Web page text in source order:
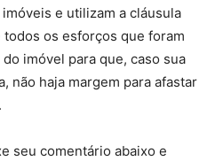
e utilizam a cláusula
os esforços que foram
imóvel para que, caso sua
não haja margem para afastar
seu comentário abaixo e